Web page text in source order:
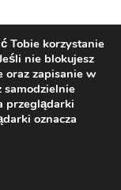
Tobie korzystanie
nie blokujesz
oraz zapisanie w
samodzielnie
przeglądarki
oznacza